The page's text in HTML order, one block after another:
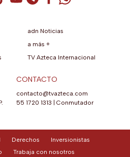
adn Noticias
a más +
TV Azteca Internacional
CONTACTO
contacto@tvazteca.com
55 1720 1313
Conmutador
Derechos
Inversionistas
Trabaja con nosotros